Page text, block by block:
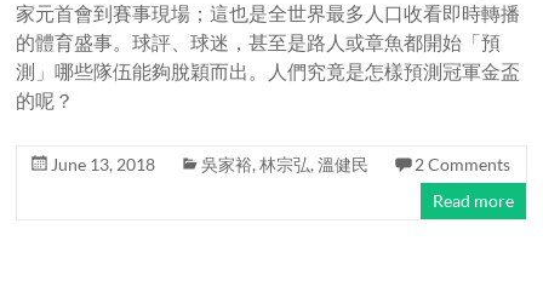
家元首會到賽事現場；這也是全世界最多人口收看即時轉播
的體育盛事。球評、球迷，甚至是路人或章魚都開始「預
測」哪些隊伍能夠脫穎而出。人們究竟是怎樣預測冠軍金盃
的呢？
June 13, 2018 吳家裕,林宗弘,溫健民
2 Comments
Read more